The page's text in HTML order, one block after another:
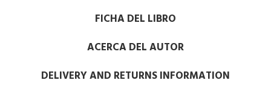
FICHA DEL LIBRO
ACERCA DEL AUTOR
DELIVERY AND RETURNS INFORMATION